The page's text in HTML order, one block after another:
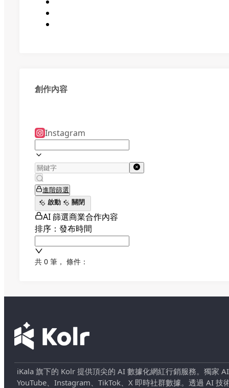
創作內容
Instagram
進階篩選
啟動
關閉
AI 篩選商業合作內容
排序：發布時間
共 0 筆 ， 條件：
iKala 旗下的 Kolr 提供頂尖的 AI 數據化網紅行銷服務。獨家
YouTube、Instagram、TikTok、X 即時社群數據。透過 AI